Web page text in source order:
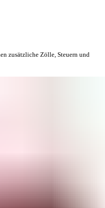
zusätzliche Zölle, Steuern und